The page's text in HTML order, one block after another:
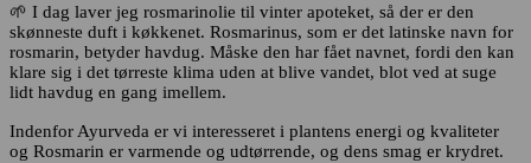
🌱 I dag laver jeg rosmarinolie til vinter apoteket, så der er den
skønneste duft i køkkenet. Rosmarinus, som er det latinske navn for
rosmarin, betyder havdug. Måske den har fået navnet, fordi den kan
klare sig i det tørreste klima uden at blive vandet, blot ved at suge
lidt havdug en gang imellem.
Indenfor Ayurveda er vi interesseret i plantens energi og kvaliteter
og Rosmarin er varmende og udtørrende, og dens smag er krydret.